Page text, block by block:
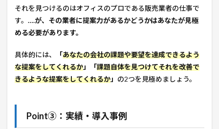
それを見つけるのはオフィスのプロである販売業者の仕事で
す。 ….が、その業者に提案力があるかどうかはあなたが見極
める必要があります。
具体的には、 「あなたの会社の課題や要望を達成できるよう
な提案をしてくれるか」「課題自体を見つけてそれを改善で
きるような提案をしてくれるか」 の2つを見極めましょう。
Point③：実績・導入事例